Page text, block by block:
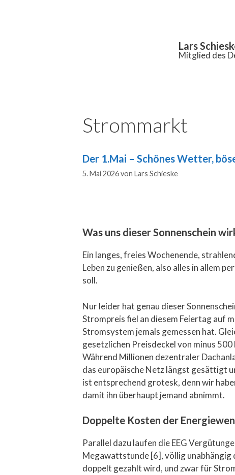
Lars
Mitglied des
Strommarkt
Der 1.Mai – Schönes Wetter,
5. Mai 2026von Lars Schieske
Was uns dieser Sonnenschein
Ein langes, freies Wochenende,
Leben zu genießen, also alles in allem
soll.
Nur leider hat genau dieser
Strompreis fiel an diesem Feiertag auf
Stromsystem jemals gemessen hat.
gesetzlichen Preisdeckel von minus
Während Millionen dezentraler
das europäische Netz längst gesättigt
ist entsprechend grotesk, denn wir
damit ihn überhaupt jemand abnimmt.
Doppelte Kosten der
Parallel dazu laufen die EEG
Megawattstunde [6], völlig unabhängig
doppelt gezahlt wird, und zwar für